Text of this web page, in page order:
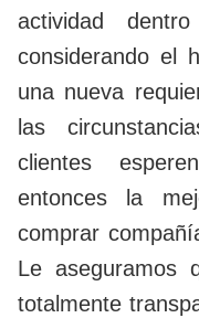
actividad
considerando el
una nueva
las
clientes
entonces la
comprar
Le aseguramos
totalmente